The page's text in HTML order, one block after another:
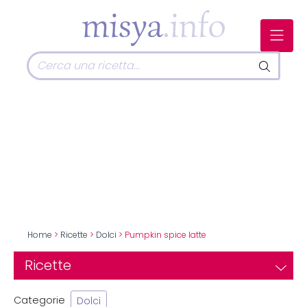
Home > Ricette > Dolci > Pumpkin spice latte
Ricette
Categorie Dolci